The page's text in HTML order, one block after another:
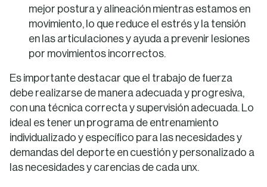
mejor postura y alineación mientras estamos en
movimiento, lo que reduce el estrés y la tensión
en las articulaciones y ayuda a prevenir lesiones
por movimientos incorrectos.
Es importante destacar que el trabajo de fuerza
debe realizarse de manera adecuada y progresiva,
con una técnica correcta y supervisión adecuada. Lo
ideal es tener un programa de entrenamiento
individualizado y específico para las necesidades y
demandas del deporte en cuestión y personalizado a
las necesidades y carencias de cada unx.